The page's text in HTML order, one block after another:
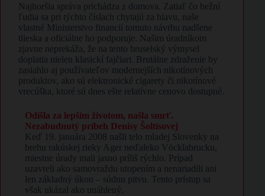
Najhoršia správa prichádza z domova. Zatiaľ čo bežní
ľudia sa pri týchto číslach chytajú za hlavu, naše
vlastné Ministerstvo financií tomuto návrhu nadšene
tlieska a oficiálne ho podporuje. Našim úradníkom
zjavne neprekáža, že na tento bruselský výmysel
doplatia nielen klasickí fajčiari. Brutálne zdraženie by
zasiahlo aj používateľov modernejších nikotínových
produktov, ako sú elektronické cigarety či nikotínové
vrecúška, ktoré sú dnes ešte relatívne cenovo dostupné.
Odišla za lepším životom, našla smrť.
Nezabudnutý príbeh Denisy Šoltísovej
Keď 19. januára 2008 našli telo mladej Slovenky na
brehu rakúskej rieky Ager neďaleko Vöcklabrucku,
miestne úrady mali jasno príliš rýchlo. Prípad
uzavreli ako samovraždu utopením a nenariadili ani
len základný úkon – súdnu pitvu. Tento prístup sa
však ukázal ako unáhlený.